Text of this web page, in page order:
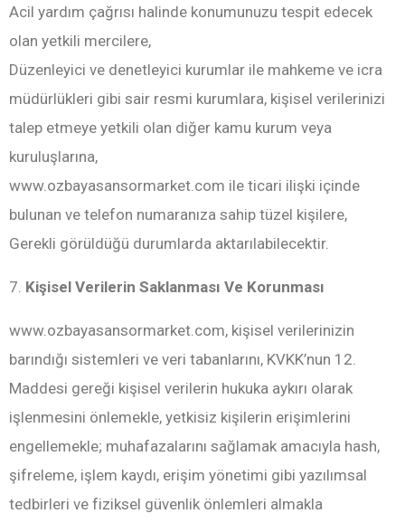
Acil yardım çağrısı halinde konumunuzu tespit edecek
olan yetkili mercilere,
Düzenleyici ve denetleyici kurumlar ile mahkeme ve icra
müdürlükleri gibi sair resmi kurumlara, kişisel verilerinizi
talep etmeye yetkili olan diğer kamu kurum veya
kuruluşlarına,
www.ozbayasansormarket.com ile ticari ilişki içinde
bulunan ve telefon numaranıza sahip tüzel kişilere,
Gerekli görüldüğü durumlarda aktarılabilecektir.
7. Kişisel Verilerin Saklanması Ve Korunması
www.ozbayasansormarket.com, kişisel verilerinizin
barındığı sistemleri ve veri tabanlarını, KVKK’nun 12.
Maddesi gereği kişisel verilerin hukuka aykırı olarak
işlenmesini önlemekle, yetkisiz kişilerin erişimlerini
engellemekle; muhafazalarını sağlamak amacıyla hash,
şifreleme, işlem kaydı, erişim yönetimi gibi yazılımsal
tedbirleri ve fiziksel güvenlik önlemleri almakla